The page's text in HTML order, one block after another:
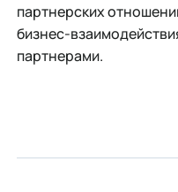
партнерских
бизнес-
партнерами.